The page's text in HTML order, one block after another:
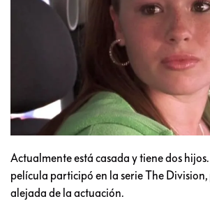
Actualmente está casada y tiene dos
película participó en la serie The
alejada de la actuación.